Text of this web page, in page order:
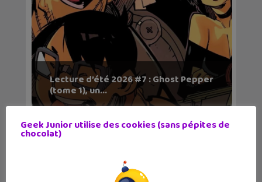
Lecture d’été 2026 #7 : Ghost Pepper
(tome 1), un...
Geek Junior utilise des cookies (sans pépites de
chocolat)